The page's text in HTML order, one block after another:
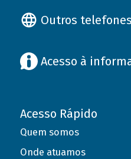
Outros
Acesso à
Acesso Rápido
Quem somos
Onde atuamos